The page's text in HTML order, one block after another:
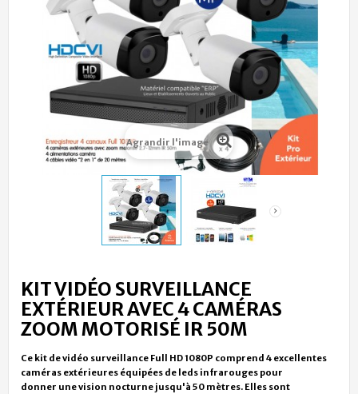
Agrandir l'image
KIT VIDÉO SURVEILLANCE
EXTÉRIEUR AVEC 4 CAMÉRAS
ZOOM MOTORISÉ IR 50M
Ce kit de vidéo surveillance Full HD 1080P comprend 4 excellentes
caméras extérieures équipées de leds infrarouges pour
donner une vision nocturne jusqu'à 50 mètres. Elles sont